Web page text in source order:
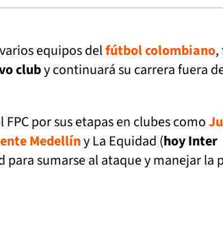
equipos delfútbol colombiano,
cluby continuará su carrera fuera
por sus etapas en clubes como
Medellíny La Equidad (hoy Inter
para sumarse al ataque y manejar la